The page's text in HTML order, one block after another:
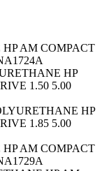
HP AM COMPACT
HP
1.50 5.00
HP
1.85 5.00
HP AM COMPACT